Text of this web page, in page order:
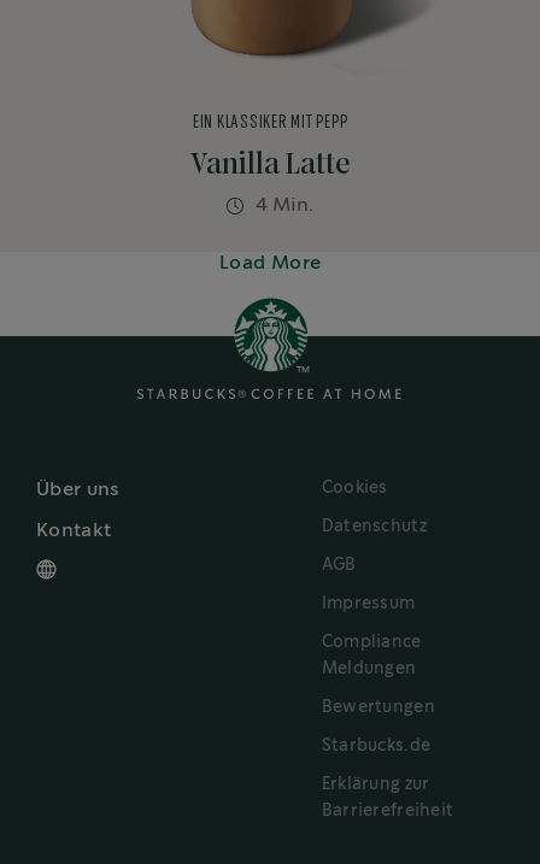
Vanilla Latte
EIN KLASSIKER MIT PEPP
4 Min.
Load More
Über uns
Kontakt
Cookies
Datenschutz
AGB
Impressum
Compliance
Meldungen
Bewertungen
Starbucks.de
Erklärung zur
Barrierefreiheit